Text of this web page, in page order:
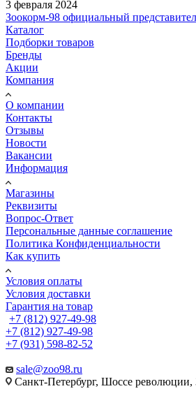
3 февраля 2024
Зоокорм-98 официальный
Каталог
Подборки товаров
Бренды
Акции
Компания
О компании
Контакты
Отзывы
Новости
Вакансии
Информация
Магазины
Реквизиты
Вопрос-Ответ
Персональные данные соглашение
Политика Конфиденциальности
Как купить
Условия оплаты
Условия доставки
Гарантия на товар
+7 (812) 927-49-98
+7 (812) 927-49-98
+7 (931) 598-82-52
sale@zoo98.ru
Санкт-Петербург, Шоссе